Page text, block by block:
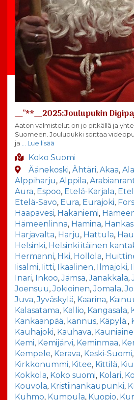
__”**__2025:Joulupukin
Aaton valmistelut on jo pitkällä ja
Suomeen. Joulupukki soittaa
ja … Lue lisää
Koko Suomi
Äänekoski, Ähtäri, Akaa,
Alppiharju, Alppila,
Aura, Espoo, Etelä-Karjala,
Etelä-Savo, Eura, Eurajoki,
Haapavesi, Hakaniemi,
Hämeenlinna, Hamina,
Harjavalta, Harju, Hattula,
Helsinki, Helsinki itäinen
Hermanni, Hki, Hollola,
Iisalmi, Iitti, Ikaalinen, Ilmajoki,
Inari, Inkoo,Jämsä,Janakkala,
Joensuu,Jokioinen,Jomala,
Juva,Jyväskylä, Kaarina,
Kalasatama, Kallio, Kangasala,
Kankaanpää, kannus, Käpylä.,
Kauhajoki, Kauhava,
Kemi, Kemijärvi, Keminmaa,
Kempele, Kerava, Keski-Suomi,
Kirkkonummi, Kitee, Kittilä,
Kokkola, Koko suomi, Kolari,
Kouvola, Kristiinankaupunki,
Kuhmo, Kumpula, Kuopio,